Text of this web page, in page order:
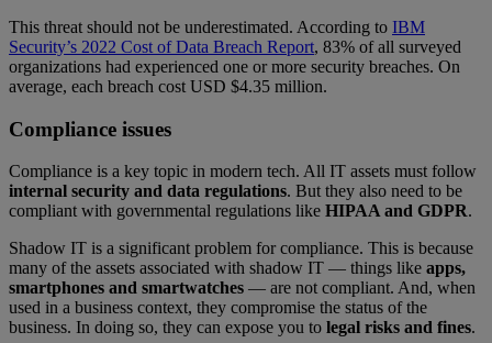
This threat should not be underestimated. According to IBM
Security’s 2022 Cost of Data Breach Report, 83% of all surveyed
organizations had experienced one or more security breaches. On
average, each breach cost USD $4.35 million.
Compliance issues
Compliance is a key topic in modern tech. All IT assets must follow
internal security and data regulations. But they also need to be
compliant with governmental regulations like HIPAA and GDPR.
Shadow IT is a significant problem for compliance. This is because
many of the assets associated with shadow IT — things like apps,
smartphones and smartwatches — are not compliant. And, when
used in a business context, they compromise the status of the
business. In doing so, they can expose you to legal risks and fines.